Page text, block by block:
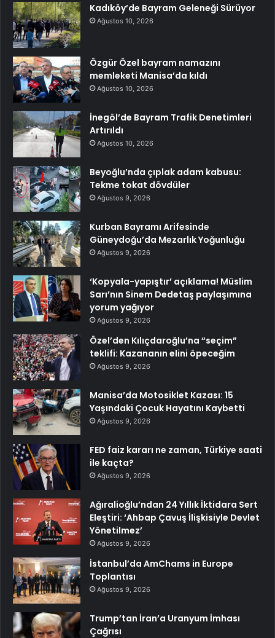
Kadıköy’de Bayram Geleneği Sürüyor
Ağustos 10, 2026
Özgür Özel bayram namazını
memleketi Manisa’da kıldı
Ağustos 10, 2026
İnegöl’de Bayram Trafik Denetimleri
Artırıldı
Ağustos 10, 2026
Beyoğlu’nda çıplak adam kabusu:
Tekme tokat dövdüler
Ağustos 9, 2026
Kurban Bayramı Arifesinde
Güneydoğu’da Mezarlık Yoğunluğu
Ağustos 9, 2026
‘Kopyala-yapıştır’ açıklama! Müslim
Sarı’nın Sinem Dedetaş paylaşımına
yorum yağıyor
Ağustos 9, 2026
Özel’den Kılıçdaroğlu’na “seçim”
teklifi: Kazananın elini öpeceğim
Ağustos 9, 2026
Manisa’da Motosiklet Kazası: 15
Yaşındaki Çocuk Hayatını Kaybetti
Ağustos 9, 2026
FED faiz kararı ne zaman, Türkiye saati
ile kaçta?
Ağustos 9, 2026
Ağıralioğlu’ndan 24 Yıllık İktidara Sert
Eleştiri: ‘Ahbap Çavuş İlişkisiyle Devlet
Yönetilmez’
Ağustos 9, 2026
İstanbul’da AmChams in Europe
Toplantısı
Ağustos 9, 2026
Trump’tan İran’a Uranyum İmhası
Çağrısı